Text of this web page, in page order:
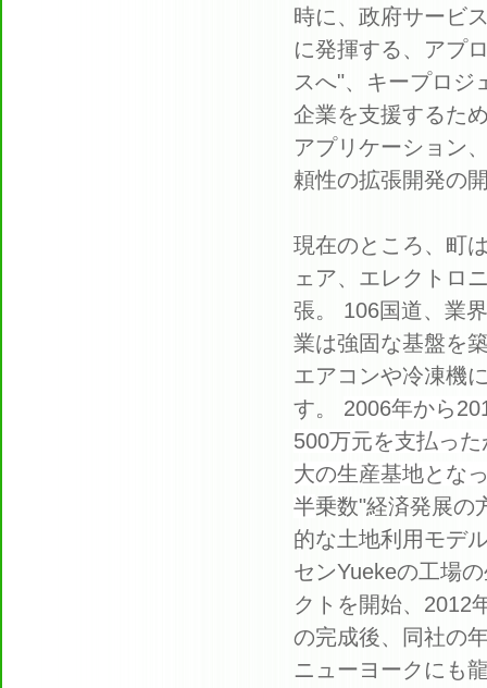
時に、政府サービ
に発揮する、アプ
スへ"、キープロジ
企業を支援するた
アプリケーション
頼性の拡張開発の
現在のところ、町
ェア、エレクトロ
張。 106国道、業
業は強固な基盤を
エアコンや冷凍機
す。 2006年から
500万元を支払っ
大の生産基地とな
半乗数"経済発展の
的な土地利用モデ
センYuekeの工場
クトを開始、2012
の完成後、同社の
ニューヨークにも